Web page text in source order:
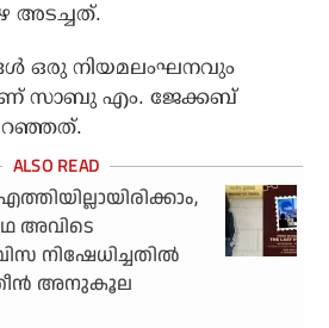
അടച്ചത്.
ഒരു നിയമലംഘനവും
സാബു എം. ജേക്കബ്
അവിടെ
നിഷേധിച്ചതിൽ
അനുകൂല